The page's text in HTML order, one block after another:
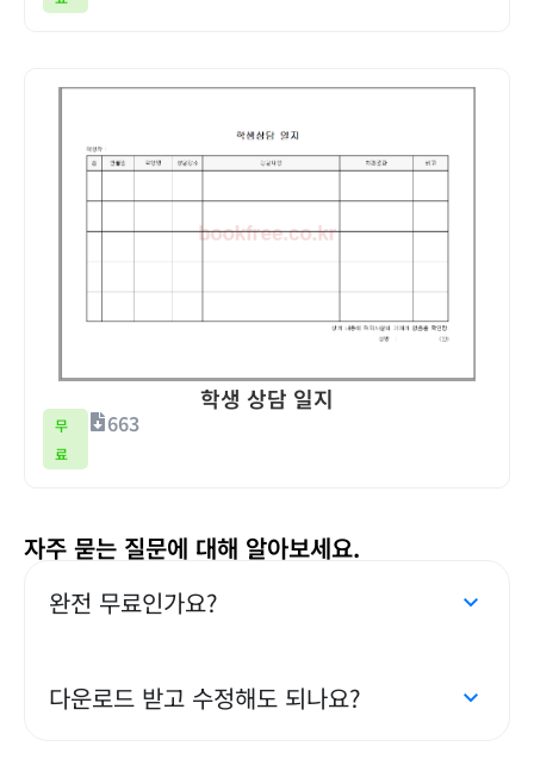
학생 상담 일지
무
료
663
자주 묻는 질문에 대해 알아보세요.
완전 무료인가요?
다운로드 받고 수정해도 되나요?